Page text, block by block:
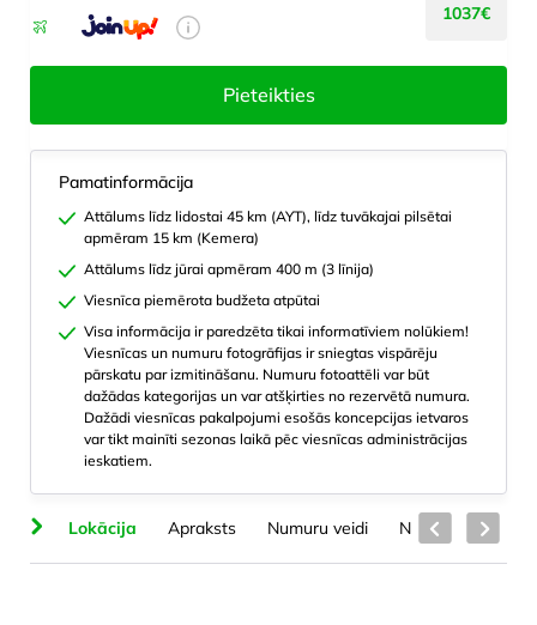
1037€
Pieteikties
Pamatinformācija
Attālums līdz lidostai 45 km (AYT), līdz tuvākajai pilsētai
apmēram 15 km (Kemera)
Attālums līdz jūrai apmēram 400 m (3 līnija)
Viesnīca piemērota budžeta atpūtai
Visa informācija ir paredzēta tikai informatīviem nolūkiem!
Viesnīcas un numuru fotogrāfijas ir sniegtas vispārēju
pārskatu par izmitināšanu. Numuru fotoattēli var būt
dažādas kategorijas un var atšķirties no rezervētā numura.
Dažādi viesnīcas pakalpojumi esošās koncepcijas ietvaros
var tikt mainīti sezonas laikā pēc viesnīcas administrācijas
ieskatiem.
Lokācija Apraksts Numuru veidi Numuros